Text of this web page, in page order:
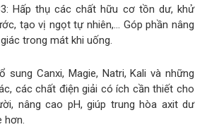
Hấp thụ các chất hữu cơ tồn dư, khử
tạo vị ngọt tự nhiên,… Góp phần nâng
trong mát khi uống.
sung Canxi, Magie, Natri, Kali và những
các chất điện giải có ích cần thiết cho
nâng cao pH, giúp trung hòa axit dư
hơn.